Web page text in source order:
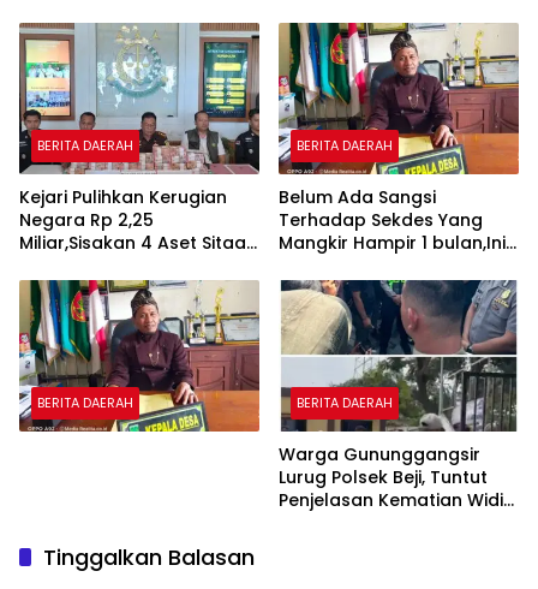
Pentingnya
BERITA DAERAH
Kejari Pulihkan Kerugian
Negara Rp 2,25
Miliar,Sisakan 4 Aset Sitaan
BERITA DAERAH
Belum Ada Sangsi
Terhadap Sekdes Yang
Mangkir Hampir 1 bulan,Ini
Winong.
BERITA DAERAH BERITA DAERAH
Warga Gununggangsir
Lurug Polsek Beji, Tuntut
Penjelasan Kematian Widi
Tinggalkan Balasan